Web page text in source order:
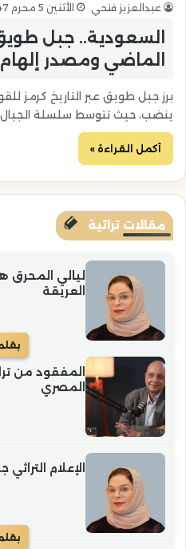
عبدالعزيز فتحي الأثنين 5 محرم 1447هـ
السعودية.. جبل
الماضي ومصدر
برز جبل طويق عبر التاريخ كرمز
ينضب، حيث تتوسط سلسلة
أكمل القراءة »
مقالات تراثية
ليالي المحرق
العريقة
المفقود من
المصري
الإعلام